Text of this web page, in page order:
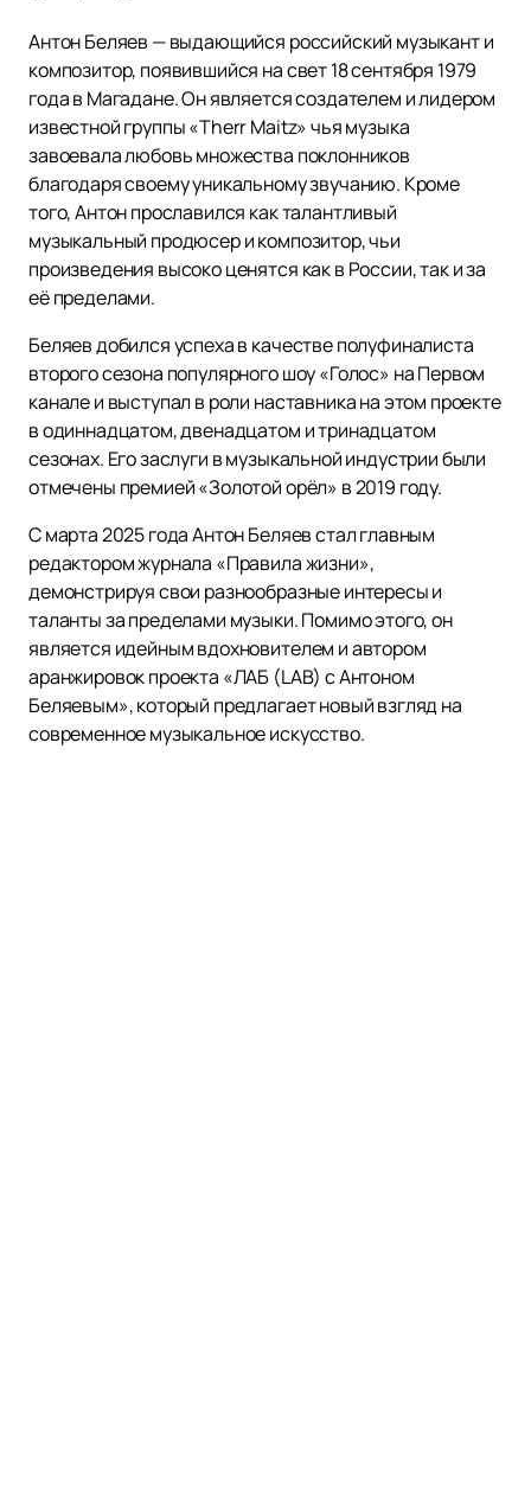
Антон Беляев — выдающийся российский музыкант и
композитор, появившийся на свет 18 сентября 1979
года в Магадане. Он является создателем и лидером
известной группы «Therr Maitz» чья музыка
завоевала любовь множества поклонников
благодаря своему уникальному звучанию. Кроме
того, Антон прославился как талантливый
музыкальный продюсер и композитор, чьи
произведения высоко ценятся как в России, так и за
её пределами.
Беляев добился успеха в качестве полуфиналиста
второго сезона популярного шоу «Голос» на Первом
канале и выступал в роли наставника на этом проекте
в одиннадцатом, двенадцатом и тринадцатом
сезонах. Его заслуги в музыкальной индустрии были
отмечены премией «Золотой орёл» в 2019 году.
С марта 2025 года Антон Беляев стал главным
редактором журнала «Правила жизни»,
демонстрируя свои разнообразные интересы и
таланты за пределами музыки. Помимо этого, он
является идейным вдохновителем и автором
аранжировок проекта «ЛАБ (LAB) с Антоном
Беляевым», который предлагает новый взгляд на
современное музыкальное искусство.